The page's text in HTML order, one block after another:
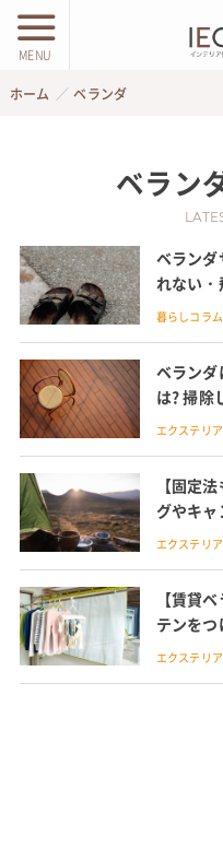
MENU
ホーム ベランダ
ベラン
ベランダ
れない・
暮らしコラム
ベランダ
は? 掃除
エクステリ
【固定
グやキ
エクステリ
【賃貸
テンを
エクステリ